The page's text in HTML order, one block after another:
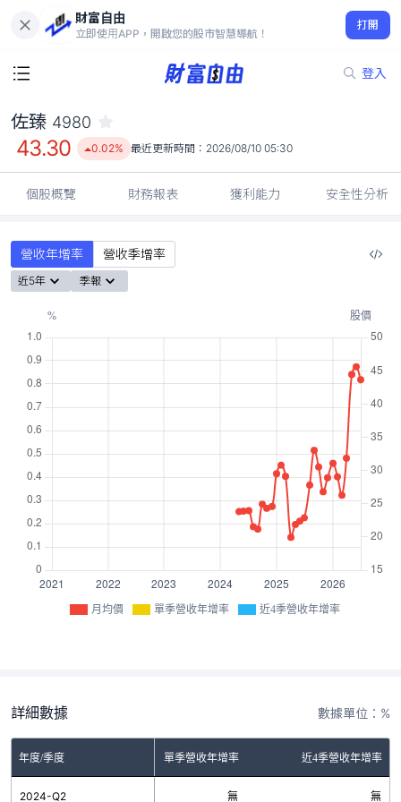
財富自由
立即使用APP，開啟您的股市智慧導航！
打開
登入
43.30
0.02%
佐臻 4980
43.30 0.02% 最近更新時間： 2026/08/10 05:30
個股概覽 財務報表 獲利能力 安全性分析
營收年增率 營收季增率
近5年 季報
月均價 單季營收年增率 近4季營收年增率
詳細數據 數據單位：%
年度/季度 單季營收年增率 近4季營收年增率
2024-Q2 無 無